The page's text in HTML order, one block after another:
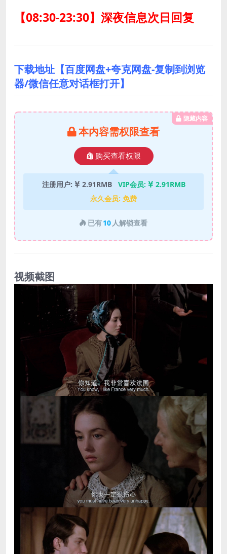
【08:30-23:30】深夜信息次日回复
下载地址【百度网盘+夸克网盘-复制到浏览
器/微信任意对话框打开】
隐藏内容
本内容需权限查看
购买查看权限
注册用户: 2.91RMB VIP会员:
2.91RMB
永久会员: 免费
已有10 人解锁查看
视频截图